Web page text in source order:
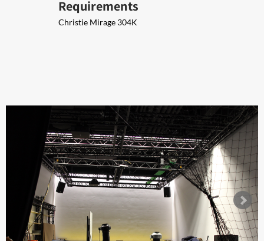
Requirements
Christie Mirage 304K​